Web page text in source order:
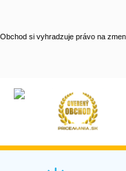
Obchod si vyhradzuje právo na